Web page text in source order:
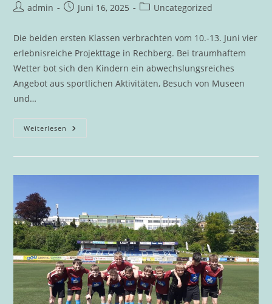
Beitrags-
admin
BeitragJuni 16, 2025
Beitrags-
Uncategorized
Die beiden ersten Klassen verbrachten vom 10.-13. Juni vier
erlebnisreiche Projekttage in Rechberg. Bei traumhaftem
Wetter bot sich den Kindern ein abwechslungsreiches
Angebot aus sportlichen Aktivitäten, Besuch von Museen
und…
Weiterlesen Abwechslungsreiche
Projekttage